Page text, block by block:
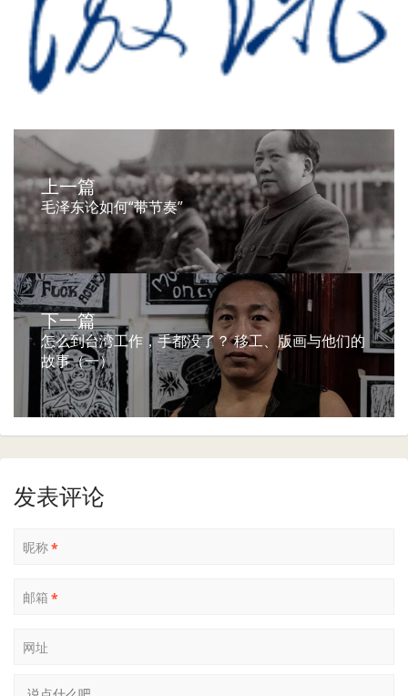
上一篇
毛泽东论如何“带节奏”
下一篇
怎么到台湾工作，手都没了？ 移工、版画与他们的
故事（一）
发表评论
昵称*
邮箱 *
网址